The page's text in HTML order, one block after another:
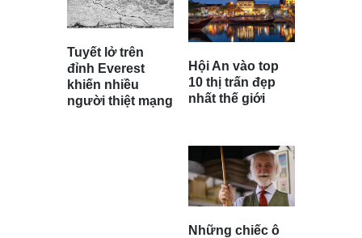
Tuyết lở trên
đỉnh Everest
khiến nhiều
người thiệt mạng
Hội An vào top
10 thị trấn đẹp
nhất thế giới
Những chiếc ô